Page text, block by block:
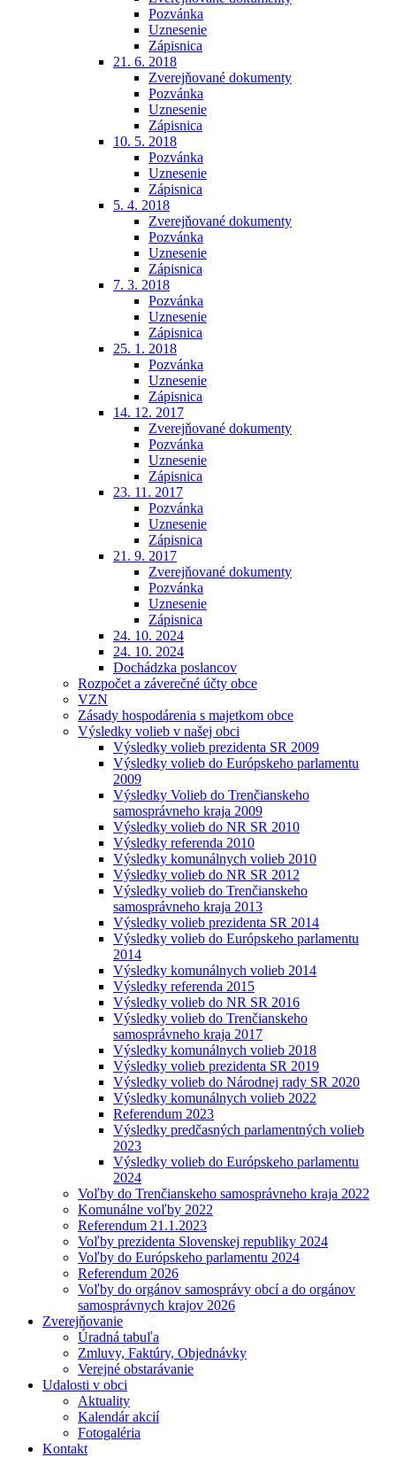
Pozvánka
Uznesenie
Zápisnica
21. 6. 2018
Zverejňované dokumenty
Pozvánka
Uznesenie
Zápisnica
10. 5. 2018
Pozvánka
Uznesenie
Zápisnica
5. 4. 2018
Zverejňované dokumenty
Pozvánka
Uznesenie
Zápisnica
7. 3. 2018
Pozvánka
Uznesenie
Zápisnica
25. 1. 2018
Pozvánka
Uznesenie
Zápisnica
14. 12. 2017
Zverejňované dokumenty
Pozvánka
Uznesenie
Zápisnica
23. 11. 2017
Pozvánka
Uznesenie
Zápisnica
21. 9. 2017
Zverejňované dokumenty
Pozvánka
Uznesenie
Zápisnica
24. 10. 2024
24. 10. 2024
Dochádzka poslancov
Rozpočet a záverečné účty obce
VZN
Zásady hospodárenia s majetkom obce
Výsledky volieb v našej obci
Výsledky volieb prezidenta SR 2009
Výsledky volieb do Európskeho parlamentu
2009
Výsledky Volieb do Trenčianskeho
samosprávneho kraja 2009
Výsledky volieb do NR SR 2010
Výsledky referenda 2010
Výsledky komunálnych volieb 2010
Výsledky volieb do NR SR 2012
Výsledky volieb do Trenčianskeho
samosprávneho kraja 2013
Výsledky volieb prezidenta SR 2014
Výsledky volieb do Európskeho parlamentu
2014
Výsledky komunálnych volieb 2014
Výsledky referenda 2015
Výsledky volieb do NR SR 2016
Výsledky volieb do Trenčianskeho
samosprávneho kraja 2017
Výsledky komunálnych volieb 2018
Výsledky volieb prezidenta SR 2019
Výsledky volieb do Národnej rady SR 2020
Výsledky komunálnych volieb 2022
Referendum 2023
Výsledky predčasných parlamentných volieb
2023
Výsledky volieb do Európskeho parlamentu
2024
Voľby do Trenčianskeho samosprávneho kraja 2022
Komunálne voľby 2022
Referendum 21.1.2023
Voľby prezidenta Slovenskej republiky 2024
Voľby do Európskeho parlamentu 2024
Referendum 2026
Voľby do orgánov samosprávy obcí a do orgánov
samosprávnych krajov 2026
Zverejňovanie
Úradná tabuľa
Zmluvy, Faktúry, Objednávky
Verejné obstarávanie
Udalosti v obci
Aktuality
Kalendár akcií
Fotogaléria
Kontakt